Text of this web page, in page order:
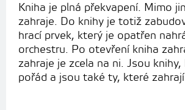
Kniha je plná překvapení. Mimo
zahraje. Do knihy je totiž
hrací prvek, který je opatřen
orchestru. Po otevření kniha
zahraje je zcela na ni. Jsou
pořád a jsou také ty, které